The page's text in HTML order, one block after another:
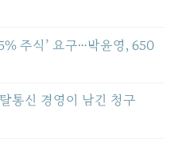
주식’ 요구…박윤영, 650
통신 경영이 남긴 청구